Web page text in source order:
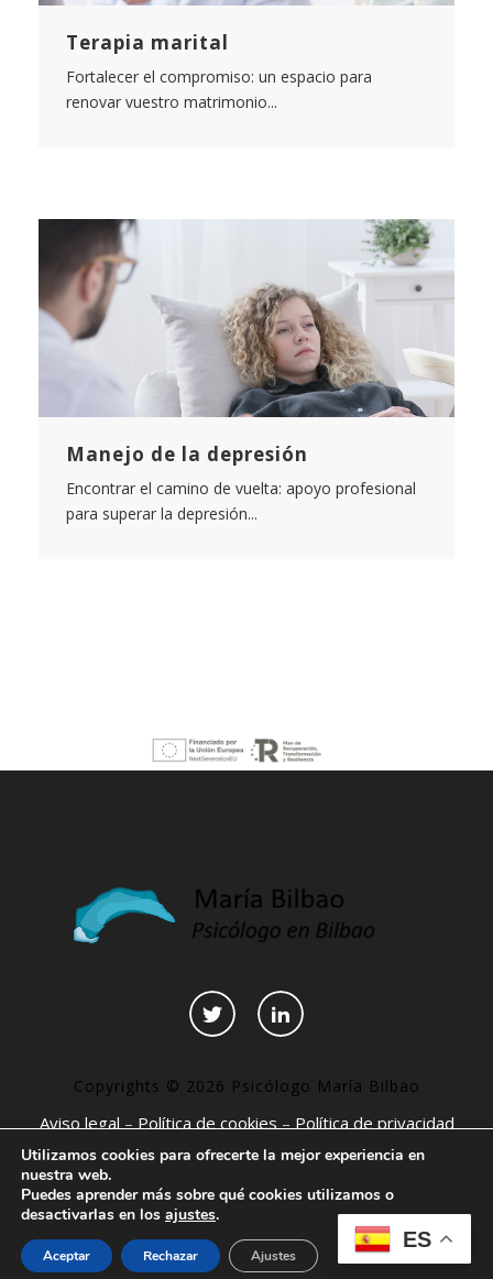
Terapia marital
Fortalecer el compromiso: un espacio para
renovar vuestro matrimonio...
Manejo de la depresión
Encontrar el camino de vuelta: apoyo profesional
para superar la depresión...
Copyrights © 2026 Psicólogo María Bilbao
Aviso legal–Política de cookies–Política de privacidad
–Declaración de accesibilidad–Páginas interesantes
ES
Utilizamos cookies para ofrecerte la mejor experiencia en
nuestra web.
Puedes aprender más sobre qué cookies utilizamos o
desactivarlas en los ajustes.
Aceptar Rechazar Ajustes